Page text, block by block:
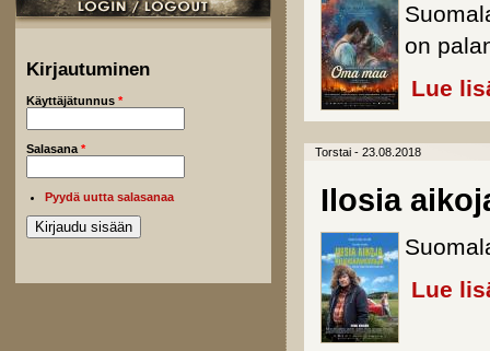
Kirjautuminen
Käyttäjätunnus *
Salasana *
Pyydä uutta salasanaa
on
Lue
Torstai - 23.08.2018
Ilosia
Lue